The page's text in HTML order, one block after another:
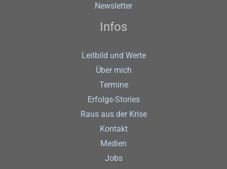
Newsletter
Infos
Leitbild und Werte
Über mich
Termine
Erfolgs-Stories
Raus aus der Krise
Kontakt
Medien
Jobs